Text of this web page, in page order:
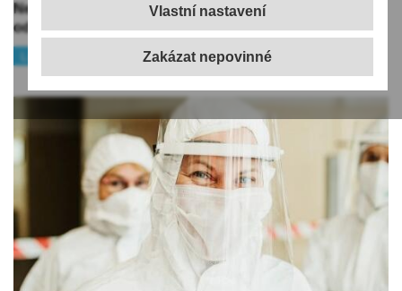
Vlastní nastavení
Nemocnice v Liberci ukončí posledního března provoz
odběrového místa na testování na covid-19
Koronavirus 29. 03. 2023